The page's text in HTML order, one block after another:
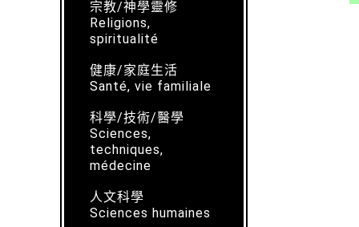
宗教/神學靈修
Religions,
spiritualité
健康/家庭生活
Santé, vie familiale
科學/技術/醫學
Sciences,
techniques,
médecine
人文科學
Sciences humaines